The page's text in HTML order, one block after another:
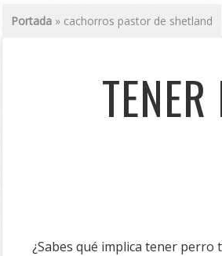
Portada » cachorros pastor de shetland
¿Sabes qué implica tener perro